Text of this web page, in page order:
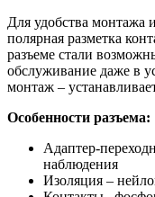
Для удобства монтажа
полярная разметка
разъеме стали
обслуживание даже в
монтаж –
Особенности разъема:
Адаптер-
наблюдения
Изоляция –